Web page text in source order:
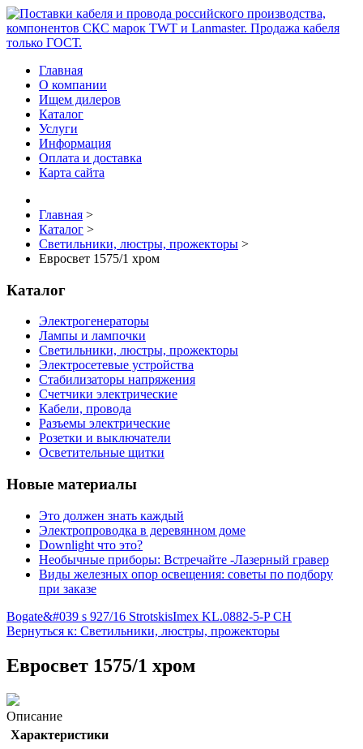
Главная
О компании
Ищем дилеров
Каталог
Услуги
Информация
Оплата и доставка
Карта сайта
Главная >
Каталог >
Светильники, люстры, прожекторы >
Евросвет 1575/1 хром
Каталог
Электрогенераторы
Лампы и лампочки
Светильники, люстры, прожекторы
Электросетевые устройства
Стабилизаторы напряжения
Счетчики электрические
Кабели, провода
Разъемы электрические
Розетки и выключатели
Осветительные щитки
Новые материалы
Это должен знать каждый
Электропроводка в деревянном доме
Downlight что это?
Необычные приборы: Встречайте -Лазерный гравер
Виды железных опор освещения: советы по подбору
при заказе
Bogate&#039 s 927/16 StrotskisImex KL.0882-5-P CH
Вернуться к: Светильники, люстры, прожекторы
Евросвет 1575/1 хром
Описание
Характеристики